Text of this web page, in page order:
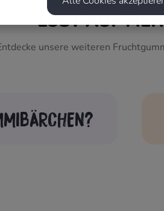
LUST AUF
unsere weiteren